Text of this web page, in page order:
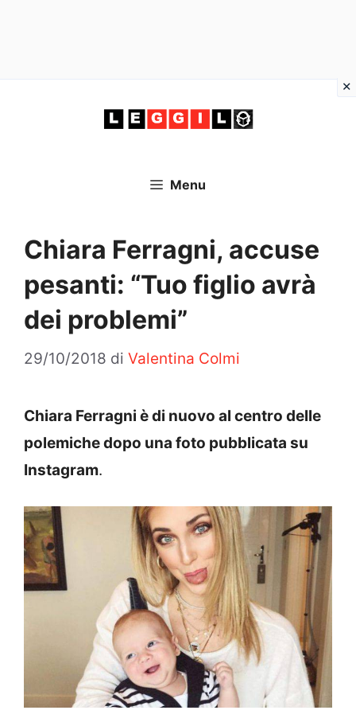
Menu
Chiara Ferragni, accuse
pesanti: “Tuo figlio avrà
dei problemi”
29/10/2018 di Valentina Colmi
Chiara Ferragni è di nuovo al centro delle
polemiche dopo una foto pubblicata su
Instagram.